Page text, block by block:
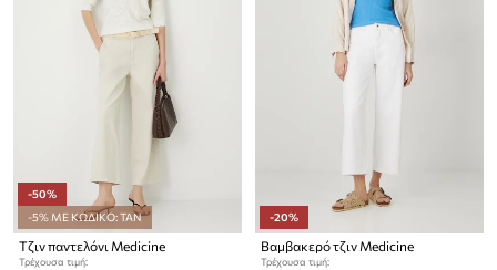
-50%
-5% ΜΕ ΚΩΔΙΚΟ: TAN
Τζιν παντελόνι Medicine
Τρέχουσα τιμή:
-20%
Βαμβακερό τζιν Medicine
Τρέχουσα τιμή: